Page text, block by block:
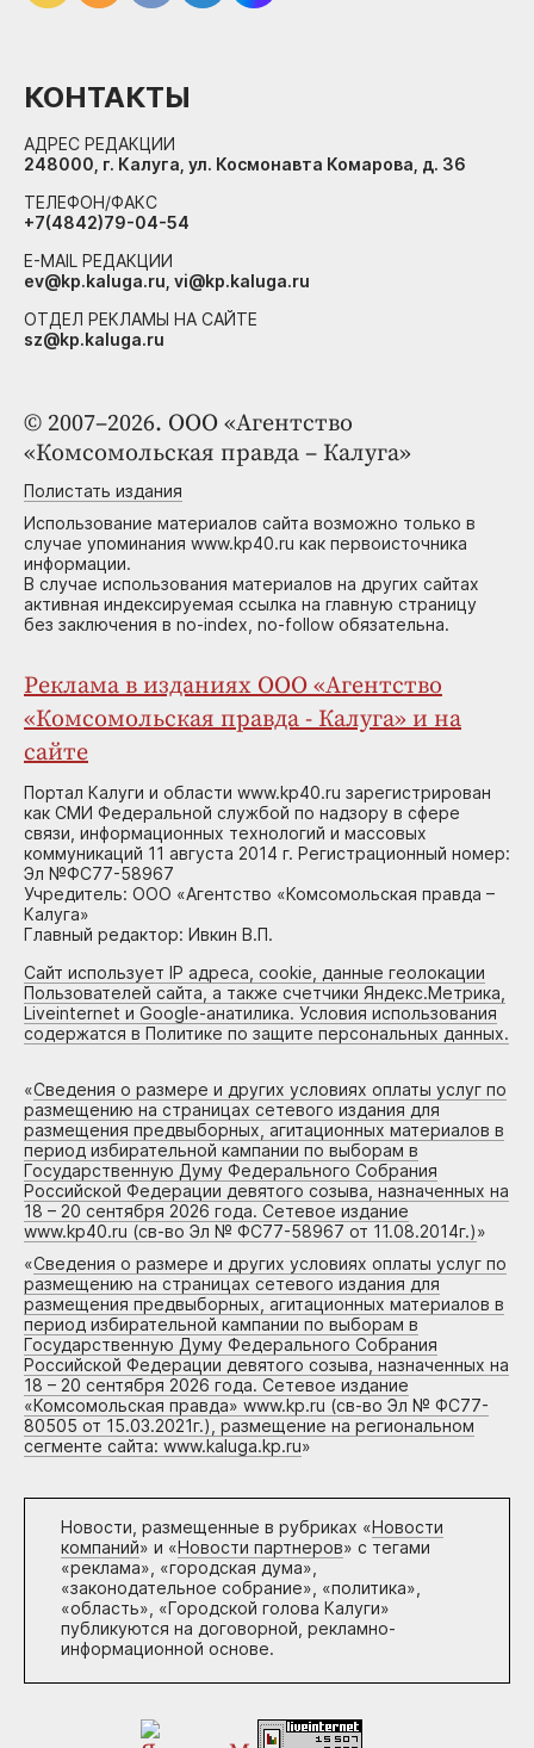
© 2007–2026. ООО «Агентство
«Комсомольская правда – Калуга»
Полистать издания
Использование материалов сайта возможно только в
случае упоминания www.kp40.ru как первоисточника
информации.
В случае использования материалов на других сайтах
активная индексируемая ссылка на главную страницу
без заключения в no-index, no-follow обязательна.
Реклама в изданиях ООО «Агентство
«Комсомольская правда - Калуга» и на
сайте
Портал Калуги и области www.kp40.ru зарегистрирован
как СМИ Федеральной службой по надзору в сфере
связи, информационных технологий и массовых
коммуникаций 11 августа 2014 г. Регистрационный номер:
Эл №ФС77-58967
Учредитель: ООО «Агентство «Комсомольская правда –
Калуга»
Главный редактор: Ивкин В.П.
Сайт использует IP адреса, cookie, данные геолокации
Пользователей сайта, а также счетчики Яндекс.Метрика,
Liveinternet и Google-анатилика. Условия использования
содержатся в Политике по защите персональных данных.
«Сведения о размере и других условиях оплаты услуг по
размещению на страницах сетевого издания для
размещения предвыборных, агитационных материалов в
период избирательной кампании по выборам в
Государственную Думу Федерального Собрания
Российской Федерации девятого созыва, назначенных на
18 – 20 сентября 2026 года. Сетевое издание
www.kp40.ru (св-во Эл № ФС77-58967 от 11.08.2014г.)»
«Сведения о размере и других условиях оплаты услуг по
размещению на страницах сетевого издания для
размещения предвыборных, агитационных материалов в
период избирательной кампании по выборам в
Государственную Думу Федерального Собрания
Российской Федерации девятого созыва, назначенных на
18 – 20 сентября 2026 года. Сетевое издание
«Комсомольская правда» www.kp.ru (св-во Эл № ФС77-
80505 от 15.03.2021г.), размещение на региональном
сегменте сайта: www.kaluga.kp.ru»
Новости, размещенные в рубриках «Новости
компаний» и «Новости партнеров» с тегами
«реклама», «городская дума»,
«законодательное собрание», «политика»,
«область», «Городской голова Калуги»
публикуются на договорной, рекламно-
информационной основе.
КОНТАКТЫ
АДРЕС РЕДАКЦИИ
248000, г. Калуга, ул. Космонавта Комарова, д. 36
ТЕЛЕФОН/ФАКС
+7(4842)79-04-54
E-MAIL РЕДАКЦИИ
ev@kp.kaluga.ru, vi@kp.kaluga.ru
ОТДЕЛ РЕКЛАМЫ НА САЙТЕ
sz@kp.kaluga.ru